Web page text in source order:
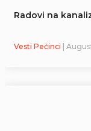
Radovi na
Vesti Pećinci |